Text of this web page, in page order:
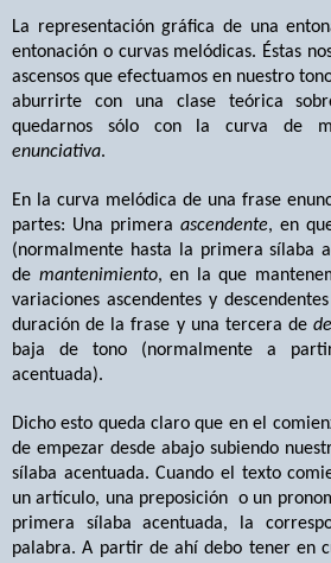
La representación gráfica de una
entonación o curvas melódicas. Éstas
ascensos que efectuamos en nuestro
aburrirte con una clase teórica
quedarnos sólo con la curva de
enunciativa.
En la curva melódica de una frase
partes: Una primera ascendente, en
(normalmente hasta la primera sílaba
de mantenimiento, en la que
variaciones ascendentes y
duración de la frase y una tercera de
baja de tono (normalmente a
acentuada).
Dicho esto queda claro que en el
de empezar desde abajo subiendo
sílaba acentuada. Cuando el texto
un artículo, una preposición o un
primera sílaba acentuada, la
palabra.A partir de ahí debo tener en